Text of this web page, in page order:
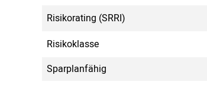
Risikorating (SRRI)
Risikoklasse
Sparplanfähig